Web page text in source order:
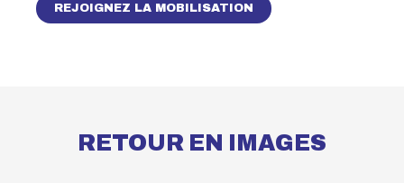
REJOIGNEZ LA MOBILISATION
RETOUR EN IMAGES